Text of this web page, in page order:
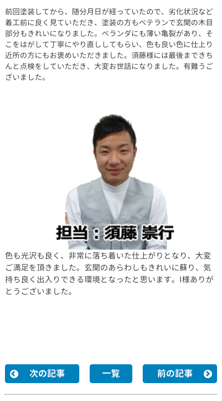
前回塗装してから、随分月日が経っていたので、劣化状況など
着工前に良く見ていただき、塗装の方もベテランで玄関の木目
部分もきれいになりました。ベランダにも薄い亀裂があり、そ
こをはがして丁寧にやり直ししてもらい、色も良い色に仕上り
近所の方にもお褒めいただきました。須藤様には最後まできち
んと点検をしていただき、大変お世話になりました。有難うご
ざいました。
色も光沢も良く、非常に落ち着いた仕上がりとなり、大変
ご満足を頂きました。玄関のあらわしもきれいに蘇り、気
持ち良く出入りできる環境となったと思います。I様ありが
とうございました。
次の記事 一覧 前の記事